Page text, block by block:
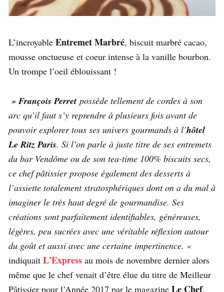
L’incroyable Entremet Marbré, biscuit marbré cacao,
mousse onctueuse et coeur intense à la vanille bourbon.
Un trompe l’oeil éblouissant !
» François Perret possède tellement de cordes à son
arc qu’il faut s’y reprendre à plusieurs fois avant de
pouvoir explorer tous ses univers gourmands à l’hôtel
Le Ritz Paris. Si l’on parle à juste titre de ses entremets
du bar Vendôme ou de son tea-time 100% biscuits secs,
ce chef pâtissier propose également des desserts à
l’assiette totalement stratosphériques dont on a du mal à
imaginer le très haut degré de gourmandise. Ses
créations sont parfaitement identifiables, généreuses,
légères, peu sucrées avec une véritable réflexion autour
du goût et aussi avec une certaine impertinence. «
indiquait L’Express au mois de novembre dernier alors
même que le chef venait d’être élue du titre de Meilleur
Pâtissier pour l’Année 2017 par le magazine Le Chef.